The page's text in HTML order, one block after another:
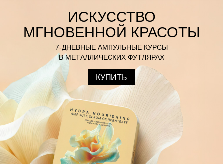
ИСКУССТВО
МГНОВЕННОЙ КРАСОТЫ
7-ДНЕВНЫЕ АМПУЛЬНЫЕ КУРСЫ
В МЕТАЛЛИЧЕСКИХ ФУТЛЯРАХ
КУПИТЬ